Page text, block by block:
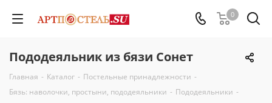
0
Пододеяльник из бязи Сонет
Главная - Каталог - Постельные принадлежности -
Бязь: наволочки, простыни, пододеяльники - Пододеяльники -